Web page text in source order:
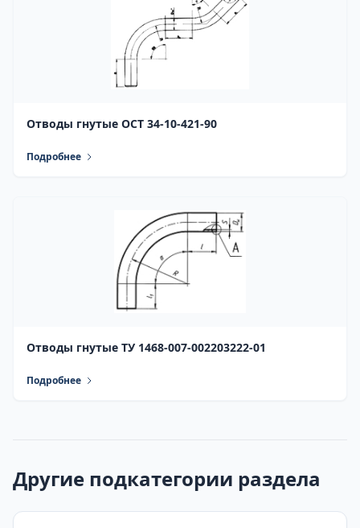
Отводы гнутые ОСТ 34-10-421-90
Подробнее
Отводы гнутые ТУ 1468-007-002203222-01
Подробнее
Другие подкатегории раздела